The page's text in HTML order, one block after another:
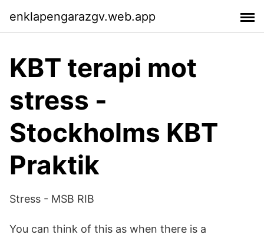
enklapengarazgv.web.app
KBT terapi mot
stress -
Stockholms KBT
Praktik
Stress - MSB RIB
You can think of this as when there is a